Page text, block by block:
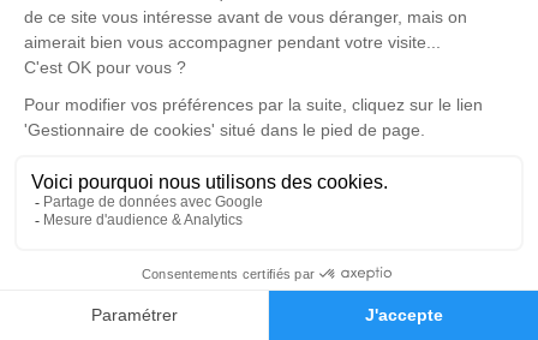
Faire-part Hommages
Cérémonie civile
Cimetière Boresse de Boresse-et-Martron
D156
Je rends hommage